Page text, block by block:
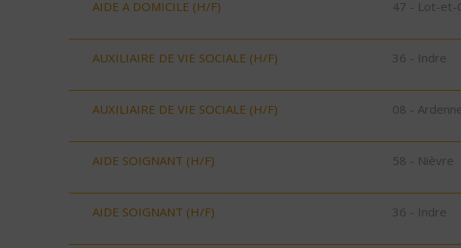
AIDE A DOMICILE (H/F) 47 - Lot-et-
AUXILIAIRE DE VIE SOCIALE (H/F) 36 - Indre
AUXILIAIRE DE VIE SOCIALE (H/F) 08 -
AIDE SOIGNANT (H/F) 58 - Nièvre
AIDE SOIGNANT (H/F) 36 - Indre